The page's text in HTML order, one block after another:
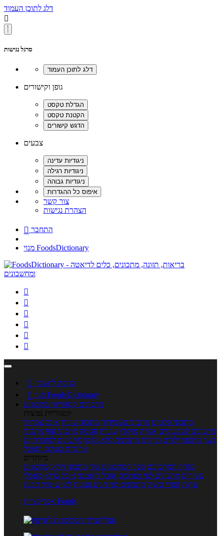
דלג לתוכן העמוד

סרגל נגישות
גופן וקישורים
צבעים
צור קשר
הצהרת נגישות
 התחבר
מנוי FoodsDictionary






 כניסה לחשבון

מנוי FoodsDictionary
מתכונים קטגוריות מתכונים
קטגוריות נפוצות
מתכוני סלטים מתכוני פשטידות מתכוני עוגות אוכל צמחוני
מתכונים לטבעוניים אפייה מוקפץ עוגיות פסטה מתכוני עוף מתכוני
בשר מתכוני ילדים מרקים מתכונים ללא גלוטן מתכונים לסוכרתיים
טרנדים בעולם האוכל
מיוחדים
מנתח המתכונים ספר המתכונים שלי מתכוני וידאו מתכונים
עשירים מתכונים לפי מצרכים אוכל דיאטטי אוכל בריא מאכלי
עדות ספרי בישול מתכונים לפי חגים ועונות לפי שיטות הכנה
אפליקציית Foods